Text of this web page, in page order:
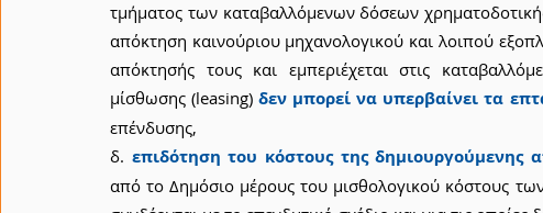
τμήματος των καταβαλλόμενων δόσεων
απόκτηση καινούριου μηχανολογικού και λοιπού
απόκτησής τους και εμπεριέχεται στις
μίσθωσης (leasing) δεν μπορεί να υπερβαίνει τα
επένδυσης,
δ. επιδότηση του κόστους της δημιουργούμενης
από το Δημόσιο μέρους του μισθολογικού κόστους